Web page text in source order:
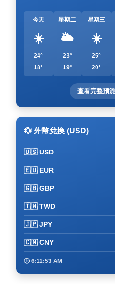
今天
☀️
24°
18°
星期二
🌥️
23°
19°
星期三
☀️
25°
20°
查看完整預測
💱 外幣兌換 (USD)
🇺🇸 USD
🇪🇺 EUR
🇬🇧 GBP
🇹🇼 TWD
🇯🇵 JPY
🇨🇳 CNY
🕒 6:12:03 AM